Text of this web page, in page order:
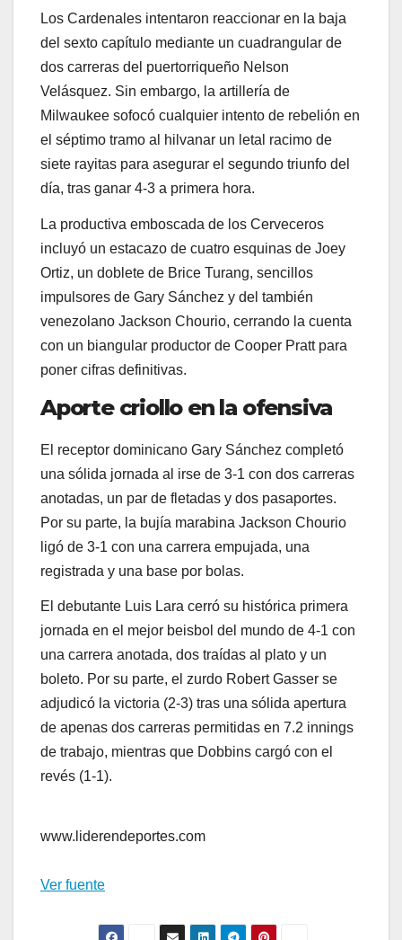
Los Cardenales intentaron reaccionar en la baja
del sexto capítulo mediante un cuadrangular de
dos carreras del puertorriqueño Nelson
Velásquez. Sin embargo, la artillería de
Milwaukee sofocó cualquier intento de rebelión en
el séptimo tramo al hilvanar un letal racimo de
siete rayitas para asegurar el segundo triunfo del
día, tras ganar 4-3 a primera hora.
La productiva emboscada de los Cerveceros
incluyó un estacazo de cuatro esquinas de Joey
Ortiz, un doblete de Brice Turang, sencillos
impulsores de Gary Sánchez y del también
venezolano Jackson Chourio, cerrando la cuenta
con un biangular productor de Cooper Pratt para
poner cifras definitivas.
Aporte criollo en la ofensiva
El receptor dominicano Gary Sánchez completó
una sólida jornada al irse de 3-1 con dos carreras
anotadas, un par de fletadas y dos pasaportes.
Por su parte, la bujía marabina Jackson Chourio
ligó de 3-1 con una carrera empujada, una
registrada y una base por bolas.
El debutante Luis Lara cerró su histórica primera
jornada en el mejor beisbol del mundo de 4-1 con
una carrera anotada, dos traídas al plato y un
boleto. Por su parte, el zurdo Robert Gasser se
adjudicó la victoria (2-3) tras una sólida apertura
de apenas dos carreras permitidas en 7.2 innings
de trabajo, mientras que Dobbins cargó con el
revés (1-1).
www.liderendeportes.com
Ver fuente